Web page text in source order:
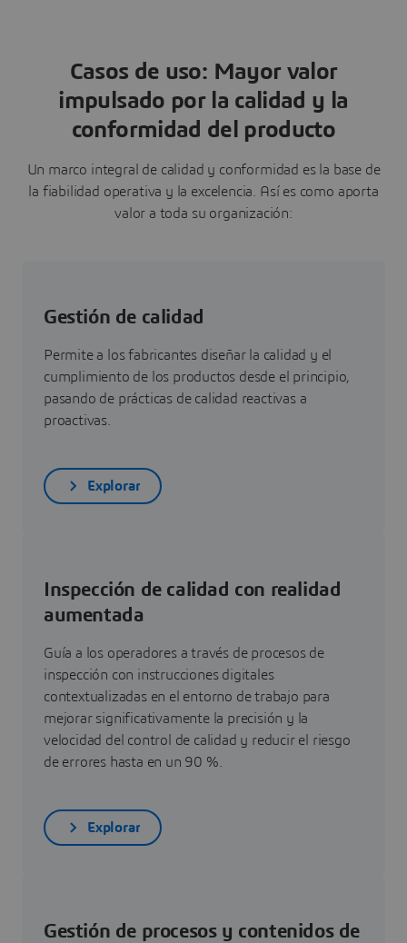
Casos de uso: Mayor valor
impulsado por la calidad y la
conformidad del producto
Un marco integral de calidad y conformidad es la base de
la fiabilidad operativa y la excelencia. Así es como aporta
valor a toda su organización:
Gestión de calidad
Permite a los fabricantes diseñar la calidad y el
cumplimiento de los productos desde el principio,
pasando de prácticas de calidad reactivas a
proactivas.
Explorar
Inspección de calidad con realidad
aumentada
Guía a los operadores a través de procesos de
inspección con instrucciones digitales
contextualizadas en el entorno de trabajo para
mejorar significativamente la precisión y la
velocidad del control de calidad y reducir el riesgo
de errores hasta en un 90 %.
Explorar
Gestión de procesos y contenidos de